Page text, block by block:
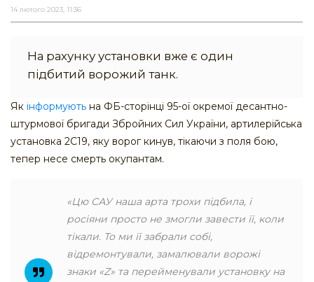
14 лютого 2023, 11:36
На рахунку установки вже є один
підбитий ворожий танк.
Як інформують на ФБ-сторінці 95-ої окремої десантно-
штурмової бригади Збройних Сил України, артилерійська
установка 2С19, яку ворог кинув, тікаючи з поля бою,
тепер несе смерть окупантам.
«Цю САУ наша арта трохи підбила, і
росіяни просто не змогли завести її, коли
тікали. То ми її забрали собі,
відремонтували, замалювали ворожі
знаки «Z» та перейменували установку на